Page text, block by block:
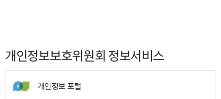
개인정보보호위원회 정보서비스
개인정보 포털